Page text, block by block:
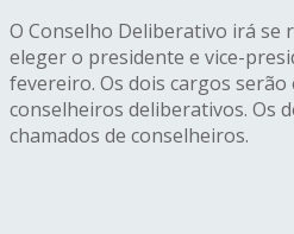
O Conselho Deliberativo irá se
eleger o presidente e vice-
fevereiro. Os dois cargos
conselheiros deliberativos. Os
chamados de conselheiros.